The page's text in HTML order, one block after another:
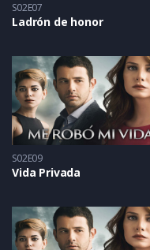
S02E07
Ladrón de honor
S02E09
Vida Privada